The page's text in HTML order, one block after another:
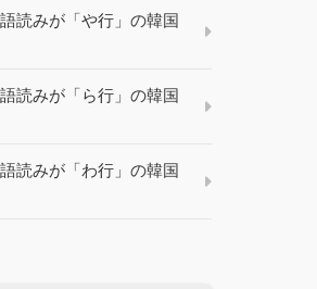
読みが「や行」の韓国
読みが「ら行」の韓国
読みが「わ行」の韓国